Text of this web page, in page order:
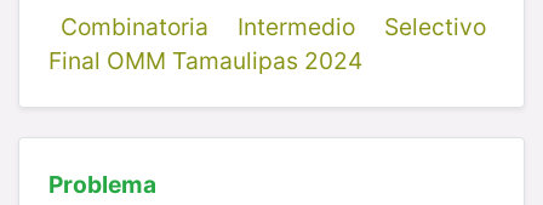
Combinatoria Intermedio
Selectivo
Final OMM Tamaulipas 2024
Problema